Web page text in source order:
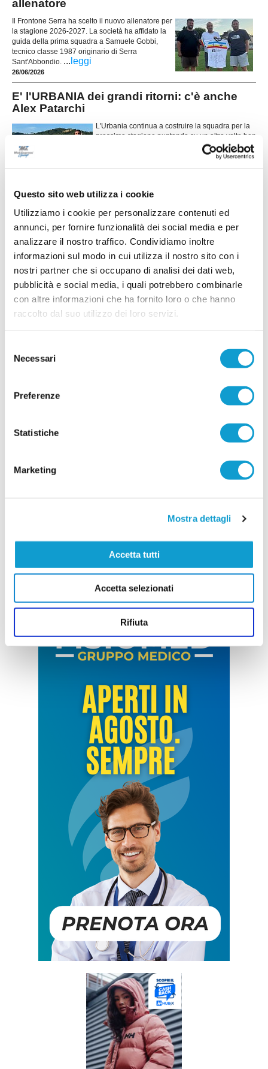
Questo sito web utilizza i cookie
Utilizziamo i cookie per personalizzare contenuti ed
annunci, per fornire funzionalità dei social media e per
analizzare il nostro traffico. Condividiamo inoltre
informazioni sul modo in cui utilizza il nostro sito con i
nostri partner che si occupano di analisi dei dati web,
pubblicità e social media, i quali potrebbero combinarle
con altre informazioni che ha fornito loro o che hanno
raccolto dal suo utilizzo dei loro servizi.
delNecessari
Preferenze
Statistiche
Marketing
Mostra dettagli
Accetta tutti
Accetta selezionati
Rifiuta
allenatore
Il Frontone Serra ha scelto il nuovo allenatore per
la stagione 2026-2027. La società ha affidato la
guida della prima squadra a Samuele Gobbi,
tecnico classe 1987 originario di Serra
Sant'Abbondio. ... leggi
26/06/2026
E' l'URBANIA dei grandi ritorni: c'è anche
Alex Patarchi
L'Urbania continua a costruire la squadra per la
prossima stagione puntando su un altro volto ben
conosciuto dall'ambiente durantino. La società
ha infatti ufficializzato il ritorno di Alex Patarchi,
esperto difensore che torna a vestire la maglia
Vai all'edizione provinciale